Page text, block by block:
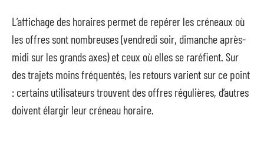
L’affichage des horaires permet de repérer les créneaux où
les offres sont nombreuses (vendredi soir, dimanche après-
midi sur les grands axes) et ceux où elles se raréfient. Sur
des trajets moins fréquentés, les retours varient sur ce point
: certains utilisateurs trouvent des offres régulières, d’autres
doivent élargir leur créneau horaire.